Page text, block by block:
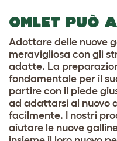
OMLET PUÒ
Adottare delle nuove
meravigliosa con gli
adatte. La
fondamentale per il
partire con il piede
ad adattarsi al nuovo
facilmente. I nostri
aiutare le nuove